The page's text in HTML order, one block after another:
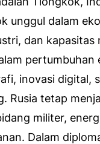
unggul dalam
dan kapasitas
pertumbuhan
inovasi digital,
Rusia tetap
militer,
Dalam